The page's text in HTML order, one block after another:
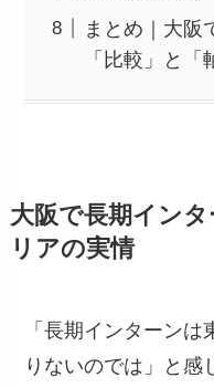
まとめ｜大阪
「比較」と「
大阪で長期イン
リアの実情
「長期インターン
りないのでは」と感